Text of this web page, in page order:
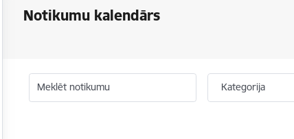
Notikumu kalendārs
Meklēt notikumu Kategorija